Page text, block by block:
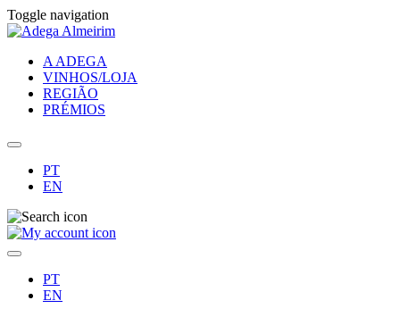
Toggle navigation
A ADEGA
VINHOS/LOJA
REGIÃO
PRÉMIOS
PT
EN
PT
EN